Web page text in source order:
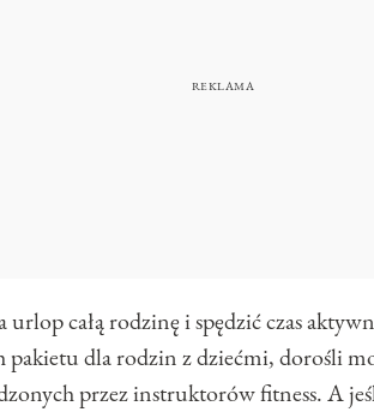
urlop całą rodzinę i spędzić czas
dla rodzin z dziećmi, dorośli
przez instruktorów fitness. A